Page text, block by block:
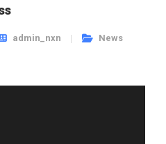
admin_nxn
News
Greater open after grass